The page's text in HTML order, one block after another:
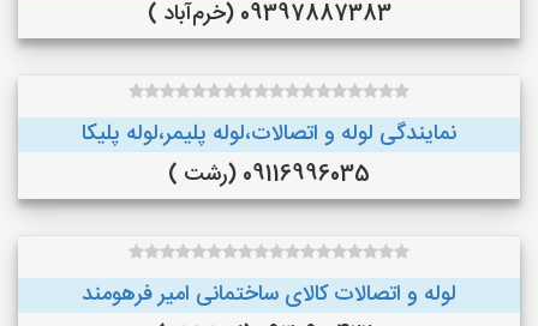
09397887383 (خرم‌آباد )
نمایندگی لوله و اتصالات،لوله پلیمر،لوله پلیکا
09116996035 (رشت )
لوله و اتصالات کالای ساختمانی امیر فرهومند